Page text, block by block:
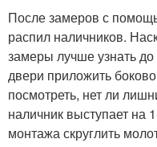
После замеров с
распил наличников.
замеры лучше узнать
двери приложить
посмотреть, нет ли
наличник выступает на
монтажа скруглить